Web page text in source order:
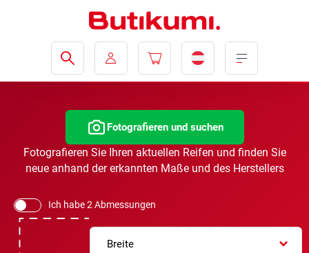
Fotografieren und suchen
Fotografieren Sie Ihren aktuellen Reifen und finden Sie
neue anhand der erkannten Maße und des Herstellers
Ich habe 2 Abmessungen
Breite